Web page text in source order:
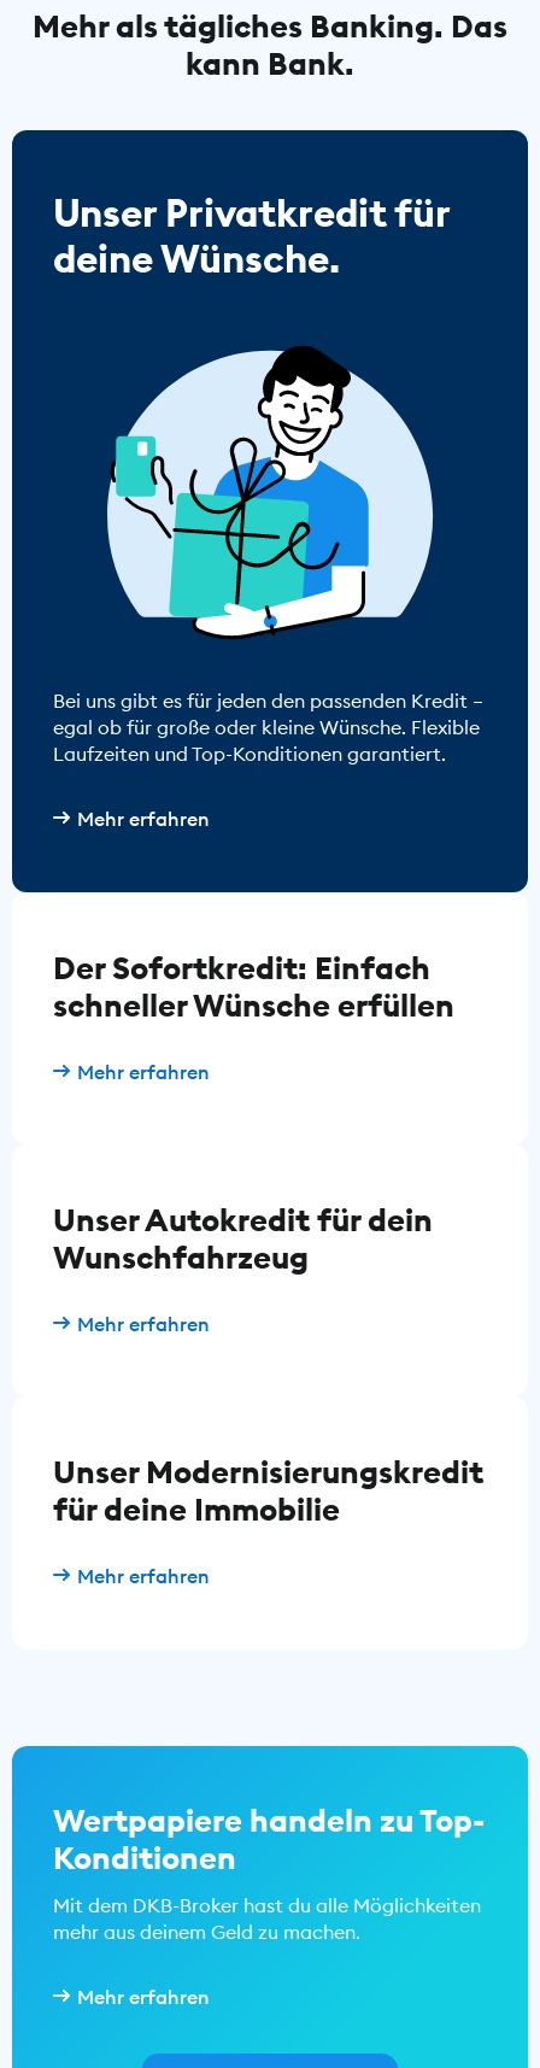
Mehr als tägliches Banking. Das
kann Bank.
Unser Privatkredit für
deine Wünsche.
Bei uns gibt es für jeden den passenden Kredit –
egal ob für große oder kleine Wünsche. Flexible
Laufzeiten und Top-Konditionen garantiert.
Mehr erfahren
Der Sofortkredit: Einfach
schneller Wünsche erfüllen
Mehr erfahren
Unser Autokredit für dein
Wunschfahrzeug
Mehr erfahren
Unser Modernisierungskredit
für deine Immobilie
Mehr erfahren
Wertpapiere handeln zu Top-
Konditionen
Mit dem DKB-Broker hast du alle Möglichkeiten
mehr aus deinem Geld zu machen.
Mehr erfahren